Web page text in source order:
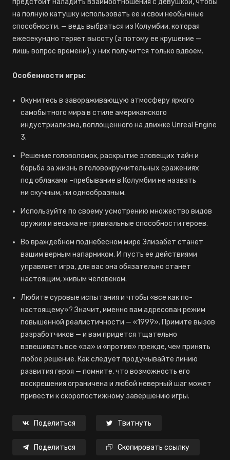
предстоит наладить взаимоотношения с девушкой, чтобы
на полную катушку использовать ее и свои необычные
способности, — ведь выбраться из Колумбии, которая
ежесекундно теряет высоту (а потому ее крушение —
лишь вопрос времени), у них получится только вдвоем.
Особенности игры:
Окунитесь в завораживающую атмосферу яркого
самобытного мира в стиле американского
индустриализма, воплощенного на движке Unreal Engine
3.
Решение головоломок, раскрытие зловещих тайн и
борьба за жизнь в головокружительных сражениях
под облаками –пребывание в Колумбии не назвать
ни скучным, ни однообразным.
Используйте по своему усмотрению множество видов
оружия и весьма нетривиальные способности героев.
Во враждебном поднебесном мире Элизабет станет
вашим верным напарником. И пусть ее действиями
управляет игра, для вас она обязательно станет
настоящим, живым человеком.
Любите суровые испытания и чтобы «все как по-
настоящему»? Значит, именно вам адресован режим
повышенной реалистичности — «1999». Примите вызов
разработчиков — и вам придется тщательно
взвешивать все «за» и «против» прежде, чем принять
любое решение. Как следует продумывайте линию
развития героя — помните, что возможность его
воскрешения ограничена и любой неверный шаг может
привести к скоропостижному завершению игры.
Поделиться Твитнуть
Поделиться Скопировать ссылку